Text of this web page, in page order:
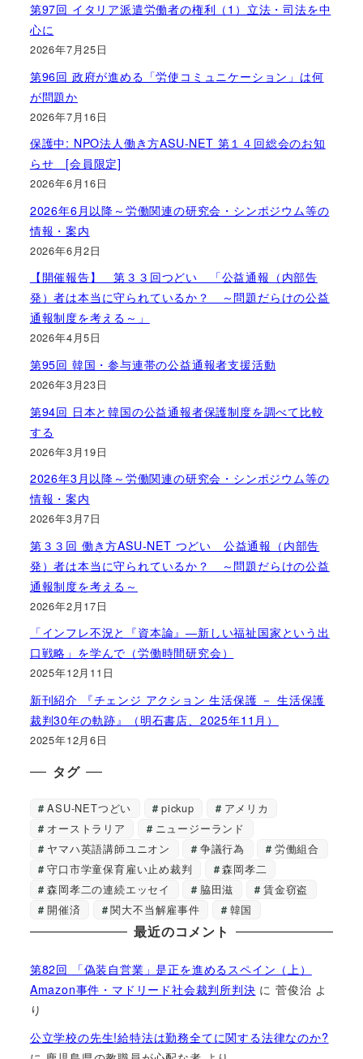
第97回 イタリア派遣労働者の権利（1）立法・司法を中
心に
2026年7月25日
第96回 政府が進める「労使コミュニケーション」は何
が問題か
2026年7月16日
保護中: NPO法人働き方ASU-NET 第１４回総会のお知
らせ [会員限定]
2026年6月16日
2026年6月以降～労働関連の研究会・シンポジウム等の
情報・案内
2026年6月2日
【開催報告】 第３３回つどい 「公益通報（内部告
発）者は本当に守られているか？ ～問題だらけの公益
通報制度を考える～」
2026年4月5日
第95回 韓国・参与連帯の公益通報者支援活動
2026年3月23日
第94回 日本と韓国の公益通報者保護制度を調べて比較
する
2026年3月19日
2026年3月以降～労働関連の研究会・シンポジウム等の
情報・案内
2026年3月7日
第３３回 働き方ASU-NET つどい 公益通報（内部告
発）者は本当に守られているか？ ～問題だらけの公益
通報制度を考える～
2026年2月17日
「インフレ不況と『資本論』―新しい福祉国家という出
口戦略」を学んで（労働時間研究会）
2025年12月11日
新刊紹介 『チェンジ アクション 生活保護 － 生活保護
裁判30年の軌跡』（明石書店、2025年11月）
2025年12月6日
タグ
ASU-NETつどい pickup
アメリカ
オーストラリア
ニュージーランド
ヤマハ英語講師ユニオン
争議行為
労働組合
守口市学童保育雇い止め裁判
森岡孝二
森岡孝二の連続エッセイ
脇田滋
賃金窃盗
開催済
関大不当解雇事件 韓国
最近のコメント
第82回 「偽装自営業」是正を進めるスペイン（上）
Amazon事件・マドリード社会裁判所判決 に菅俊治 よ
り
公立学校の先生!給特法は勤務全てに関する法律なのか?